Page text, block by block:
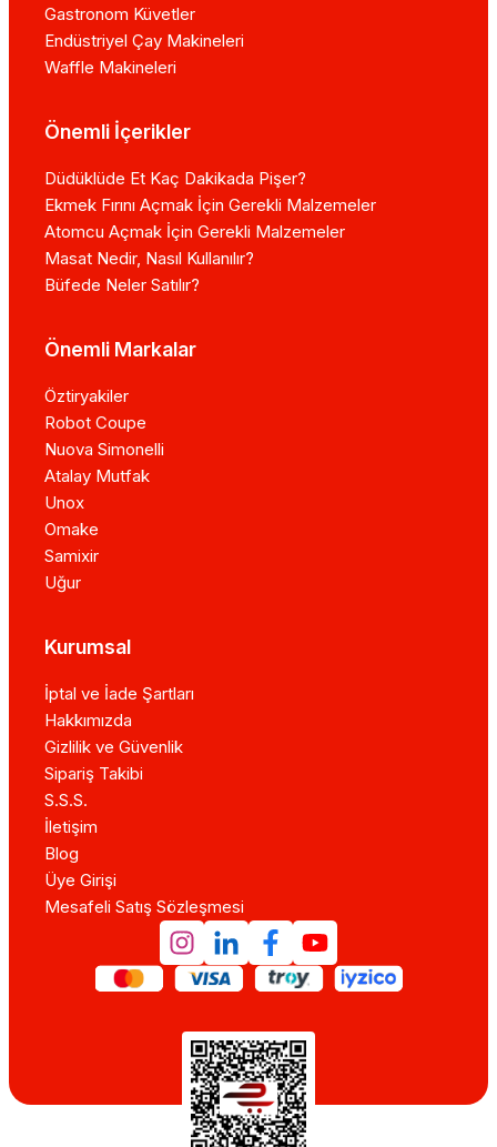
Gastronom Küvetler
Endüstriyel Çay Makineleri
Waffle Makineleri
Önemli İçerikler
Düdüklüde Et Kaç Dakikada Pişer?
Ekmek Fırını Açmak İçin Gerekli Malzemeler
Atomcu Açmak İçin Gerekli Malzemeler
Masat Nedir, Nasıl Kullanılır?
Büfede Neler Satılır?
Önemli Markalar
Öztiryakiler
Robot Coupe
Nuova Simonelli
Atalay Mutfak
Unox
Omake
Samixir
Uğur
Kurumsal
İptal ve İade Şartları
Hakkımızda
Gizlilik ve Güvenlik
Sipariş Takibi
S.S.S.
İletişim
Blog
Üye Girişi
Mesafeli Satış Sözleşmesi